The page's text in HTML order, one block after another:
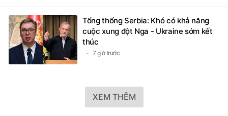
Tổng thống Serbia: Khó có khả năng
cuộc xung đột Nga - Ukraine sớm kết
thúc
7 giờ trước
XEM THÊM